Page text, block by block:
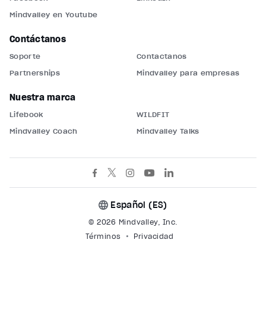
Mindvalley en Youtube
Contáctanos
Soporte
Contáctanos
Partnerships
Mindvalley para empresas
Nuestra marca
Lifebook
WILDFIT
Mindvalley Coach
Mindvalley Talks
© 2026 Mindvalley, Inc.
Términos
Privacidad
Español (ES)